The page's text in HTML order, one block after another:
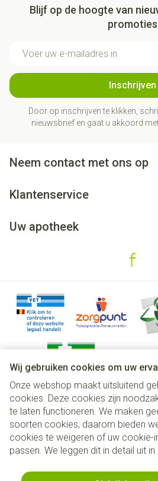
Wij gebruiken cookies om uw
Onze webshop maakt uitsluitend
cookies. Deze cookies zijn
te laten functioneren. We maken
soorten cookies; daarom bieden
cookies te weigeren of uw cookie-
passen. We leggen dit in detail uit in
Blijf op de hoogte van
promoties
Inschrijven
Door op inschrijven te klikken,
nieuwsbrief en gaat u akkoord
Neem contact met ons op
Klantenservice
Uw apotheek
Juridische links